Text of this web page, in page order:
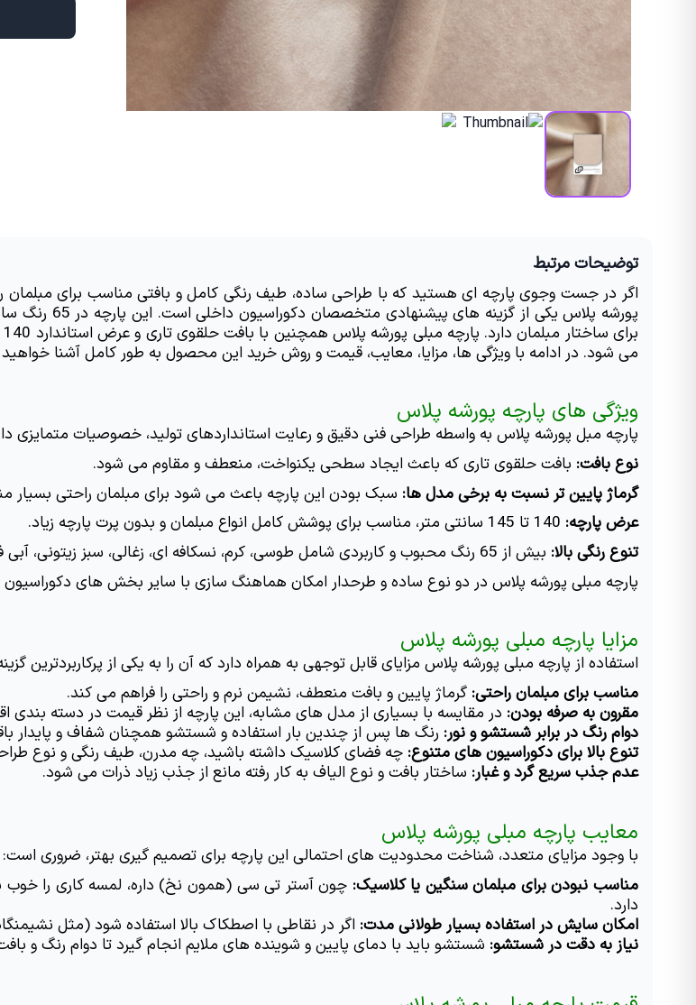
توضیحات مرتبط
می شود. در ادامه با ویژگی ها، مزایا، معایب، قیمت و روش خرید این محصول به طور کامل آشنا
ویژگی های پارچه پورشه پلاس
پارچه مبل پورشه پلاس به واسطه طراحی فنی دقیق و رعایت استانداردهای تولید، خصوصیات متمایزی
نوع بافت: بافت حلقوی تاری که باعث ایجاد سطحی یکنواخت، منعطف و مقاوم می شود.
گرماژ پایین تر نسبت به برخی مدل ها: سبک بودن این پارچه باعث می شود برای مبلمان راحتی
عرض پارچه:
تنوع رنگی بالا: بیش از 65 رنگ محبوب و کاربردی شامل طوسی، کرم، نسکافه ای، زغالی، سبز زیتونی، آبی فیروزه ای و غیره.
پارچه مبلی پورشه پلاس در دو نوع ساده و طرحدار امکان هماهنگ سازی با سایر بخش های
مزایا پارچه مبلی پورشه پلاس
استفاده از پارچه مبلی پورشه پلاس مزایای قابل توجهی به همراه دارد که آن را به یکی از پرکاربردترین
مناسب برای مبلمان راحتی: گرماژ پایین و بافت منعطف، نشیمن نرم و راحتی را فراهم می کند.
مقرون به صرفه بودن: در مقایسه با بسیاری از مدل های مشابه، این پارچه از نظر قیمت در دسته بندی
دوام رنگ در برابر شستشو و نور: رنگ ها پس از چندین بار استفاده و شستشو همچنان شفاف و پایدار
تنوع بالا برای دکوراسیون های متنوع: چه فضای کلاسیک داشته باشید، چه مدرن، طیف رنگی و نوع
عدم جذب سریع گرد و غبار: ساختار بافت و نوع الیاف به کار رفته مانع از جذب زیاد ذرات می شود.
معایب پارچه مبلی پورشه پلاس
با وجود مزایای متعدد، شناخت محدودیت های احتمالی این پارچه برای تصمیم گیری بهتر، ضروری است:
مناسب نبودن برای مبلمان سنگین یا کلاسیک:
دارد.
امکان سایش در استفاده بسیار طولانی مدت: اگر در نقاطی با اصطکاک بالا استفاده شود (مثل
نیاز به دقت در شستشو: شستشو باید با دمای پایین و شوینده های ملایم انجام گیرد تا دوام رنگ و